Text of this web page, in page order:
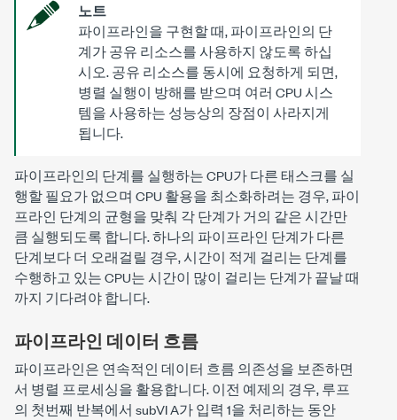
노트
파이프라인을 구현할 때, 파이프라인의 단
계가 공유 리소스를 사용하지 않도록 하십
시오. 공유 리소스를 동시에 요청하게 되면,
병렬 실행이 방해를 받으며 여러 CPU 시스
템을 사용하는 성능상의 장점이 사라지게
됩니다.
파이프라인의 단계를 실행하는 CPU가 다른 태스크를 실
행할 필요가 없으며 CPU 활용을 최소화하려는 경우, 파이
프라인 단계의 균형을 맞춰 각 단계가 거의 같은 시간만
큼 실행되도록 합니다. 하나의 파이프라인 단계가 다른
단계보다 더 오래걸릴 경우, 시간이 적게 걸리는 단계를
수행하고 있는 CPU는 시간이 많이 걸리는 단계가 끝날 때
까지 기다려야 합니다.
파이프라인 데이터 흐름
파이프라인은 연속적인 데이터 흐름 의존성을 보존하면
서 병렬 프로세싱을 활용합니다. 이전 예제의 경우, 루프
의 첫번째 반복에서 subVI A가 입력 1을 처리하는 동안